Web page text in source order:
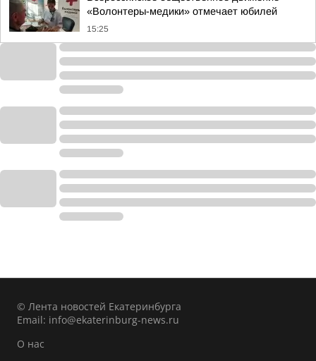
«Волонтеры-медики» отмечает юбилей
15:25
© Лента новостей Екатеринбурга
Email: info@ekaterinburg-news.ru
О нас